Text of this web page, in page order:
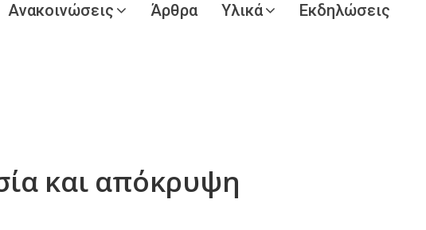
Ανακοινώσεις Άρθρα Υλικά Εκδηλώσεις
και απόκρυψη